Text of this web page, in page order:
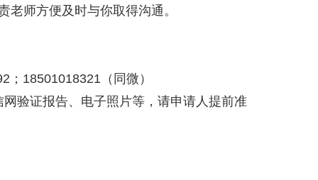
师方便及时与你取得沟通。
18501018321（同微）
验证报告、电子照片等，请申请人提前准